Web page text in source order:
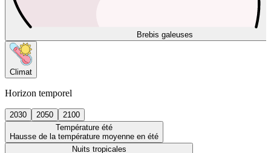
Brebis galeuses
Climat
Horizon temporel
2030 2050
2100
Température été
Hausse de la température moyenne en été
Nuits tropicales